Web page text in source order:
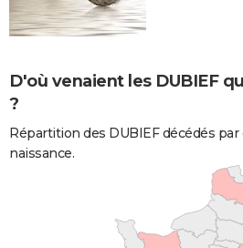
D'où venaient les DUBIEF
?
Répartition des DUBIEF décédés
naissance.